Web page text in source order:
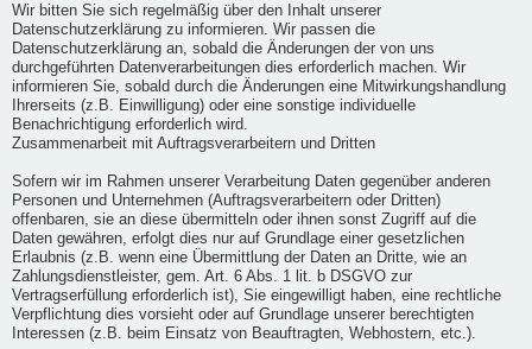
Wir bitten Sie sich regelmäßig über den Inhalt unserer
Datenschutzerklärung zu informieren. Wir passen die
Datenschutzerklärung an, sobald die Änderungen der von uns
durchgeführten Datenverarbeitungen dies erforderlich machen. Wir
informieren Sie, sobald durch die Änderungen eine Mitwirkungshandlung
Ihrerseits (z.B. Einwilligung) oder eine sonstige individuelle
Benachrichtigung erforderlich wird.
Zusammenarbeit mit Auftragsverarbeitern und Dritten
Sofern wir im Rahmen unserer Verarbeitung Daten gegenüber anderen
Personen und Unternehmen (Auftragsverarbeitern oder Dritten)
offenbaren, sie an diese übermitteln oder ihnen sonst Zugriff auf die
Daten gewähren, erfolgt dies nur auf Grundlage einer gesetzlichen
Erlaubnis (z.B. wenn eine Übermittlung der Daten an Dritte, wie an
Zahlungsdienstleister, gem. Art. 6 Abs. 1 lit. b DSGVO zur
Vertragserfüllung erforderlich ist), Sie eingewilligt haben, eine rechtliche
Verpflichtung dies vorsieht oder auf Grundlage unserer berechtigten
Interessen (z.B. beim Einsatz von Beauftragten, Webhostern, etc.).